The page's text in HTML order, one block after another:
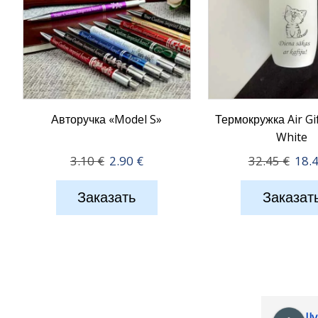
Авторучка «Model S»
3.10€ Первоначальная
цена
составляла
3.10 €.
2.90 €Текущая
цена:
Заказать
Термокружка Air
White
32.45€
цена